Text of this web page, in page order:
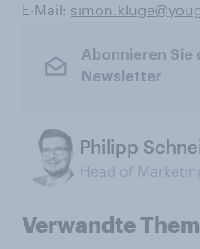
E-Mail:
Abonnieren Sie
Newsletter
Philipp
Head of
Verwandte